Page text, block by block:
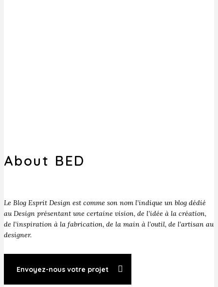
About BED
Le Blog Esprit Design est comme son nom l’indique un blog dédié
au Design présentant une certaine vision, de l’idée à la création,
de l’inspiration à la fabrication, de la main à l’outil, de l’artisan au
designer.
Envoyez-nous votre projet